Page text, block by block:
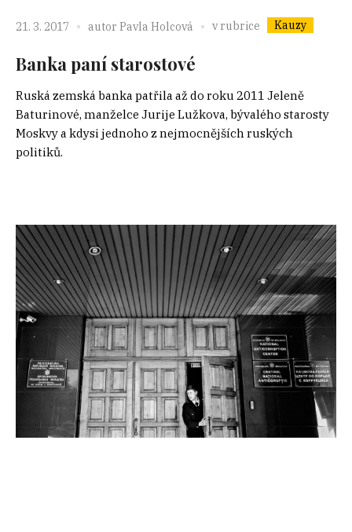
21. 3. 2017 autor Pavla Holcová v rubrice Kauzy
Banka paní starostové
Ruská zemská banka patřila až do roku 2011 Jeleně
Baturinové, manželce Jurije Lužkova, bývalého starosty
Moskvy a kdysi jednoho z nejmocnějších ruských
politiků.